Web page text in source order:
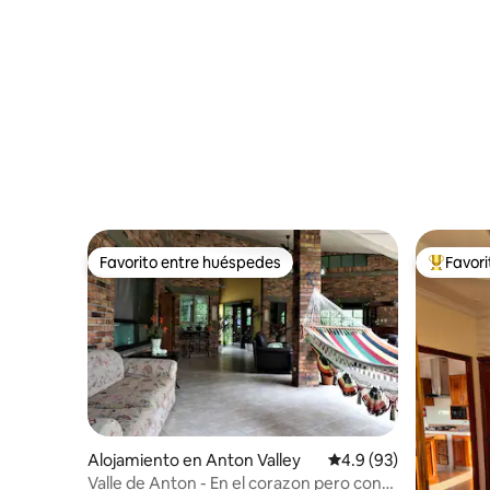
Favorito entre huéspedes
Favorito entre huéspedes
Alojamiento en Anton Valley Calificación
4.9 (93)
Valle de Anton - En el corazon pero con